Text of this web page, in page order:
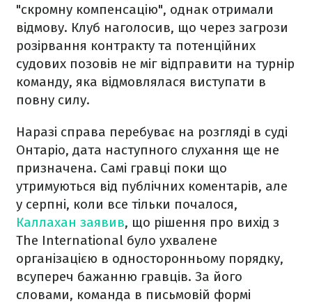
"скромну компенсацію", однак отримали
відмову. Клуб наголосив, що через загрози
розірвання контракту та потенційних
судових позовів не міг відправити на турнір
команду, яка відмовлялася виступати в
повну силу.
Наразі справа перебуває на розгляді в суді
Онтаріо, дата наступного слухання ще не
призначена. Самі гравці поки що
утримуються від публічних коментарів, але
у серпні, коли все тільки почалося,
Каллахан заявив, що рішення про вихід з
The International було ухвалене
організацією в односторонньому порядку,
всупереч бажанню гравців. За його
словами, команда в письмовій формі